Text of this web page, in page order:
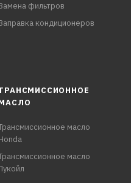
фильтров
кондиционеров
масло
масло